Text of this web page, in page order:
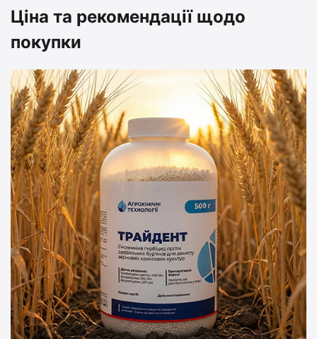
Ціна та рекомендації щодо
покупки